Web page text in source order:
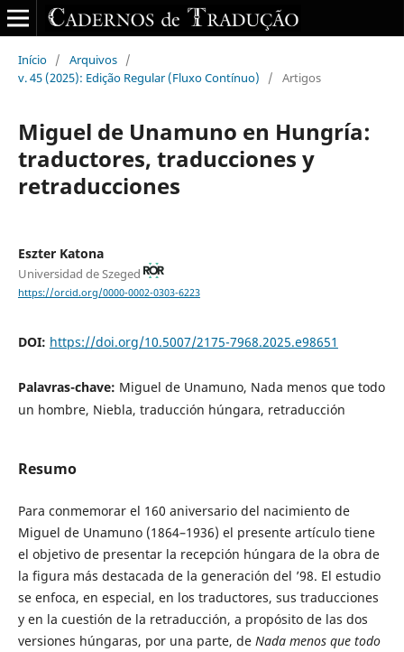
Início / Arquivos /
v. 45 (2025): Edição Regular (Fluxo Contínuo)
/ Artigos
Miguel de Unamuno en Hungría:
traductores, traducciones y
retraducciones
Eszter Katona
Universidad de Szeged
https://orcid.org/0000-0002-0303-6223
DOI: https://doi.org/10.5007/2175-7968.2025.e98651
Palavras-chave: Miguel de Unamuno, Nada menos que todo
un hombre, Niebla, traducción húngara, retraducción
Resumo
Para conmemorar el 160 aniversario del nacimiento de
Miguel de Unamuno (1864–1936) el presente artículo tiene
el objetivo de presentar la recepción húngara de la obra de
la figura más destacada de la generación del ’98. El estudio
se enfoca, en especial, en los traductores, sus traducciones
y en la cuestión de la retraducción, a propósito de las dos
versiones húngaras, por una parte, de Nada menos que todo